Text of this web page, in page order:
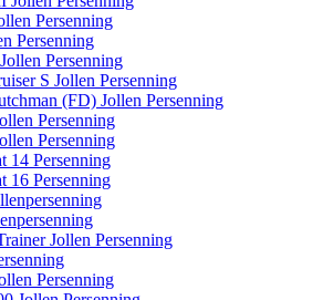
Persenning
Persenning
Persenning
S Jollen Persenning
(FD) Jollen Persenning
Persenning
Persenning
14 Persenning
16 Persenning
Jollen Persenning
Persenning